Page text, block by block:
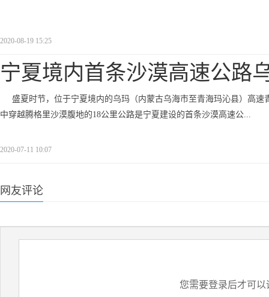
2020-08-19 15:25
宁夏境内首条沙漠高速公路
盛夏时节，位于宁夏境内的乌玛（内蒙古乌海市至青海玛沁县）高
中穿越腾格里沙漠腹地的18公里公路是宁夏建设的首条沙漠高速公...
2020-07-11 10:07
网友评论
您需要登录后才可以